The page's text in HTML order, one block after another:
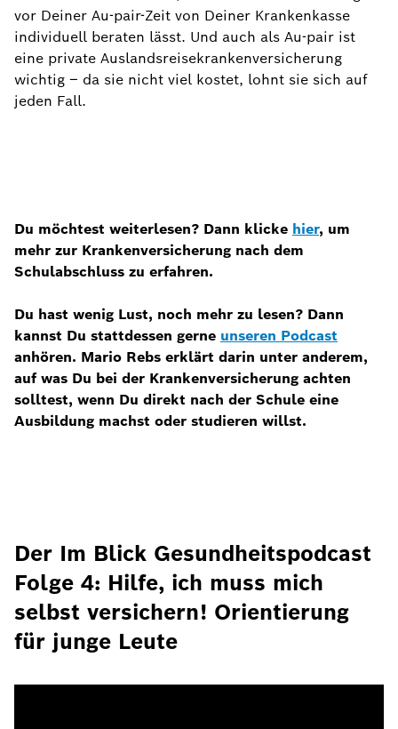
vor Deiner Au-pair-Zeit von Deiner Krankenkasse
individuell beraten lässt. Und auch als Au-pair ist
eine private Auslandsreisekrankenversicherung
wichtig – da sie nicht viel kostet, lohnt sie sich auf
jeden Fall.
Du möchtest weiterlesen? Dann klicke hier, um
mehr zur Krankenversicherung nach dem
Schulabschluss zu erfahren.
Du hast wenig Lust, noch mehr zu lesen? Dann
kannst Du stattdessen gerne unseren Podcast
anhören. Mario Rebs erklärt darin unter anderem,
auf was Du bei der Krankenversicherung achten
solltest, wenn Du direkt nach der Schule eine
Ausbildung machst oder studieren willst.
Der Im Blick Gesundheitspodcast
Folge 4: Hilfe, ich muss mich
selbst versichern! Orientierung
für junge Leute